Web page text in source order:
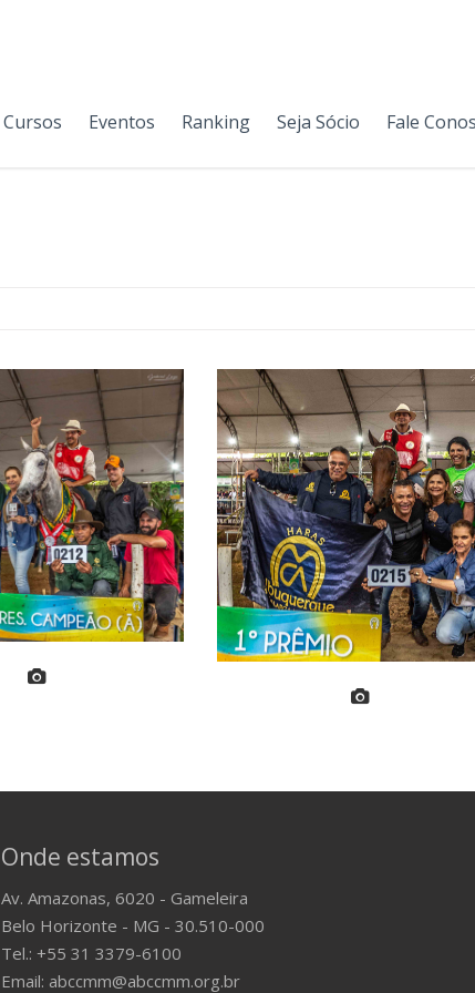
Cursos Eventos Ranking Seja Sócio Fale
Onde estamos
Av. Amazonas, 6020 - Gameleira
Belo Horizonte - MG - 30.510-000
Tel.: +55 31 3379-6100
Email: abccmm@abccmm.org.br